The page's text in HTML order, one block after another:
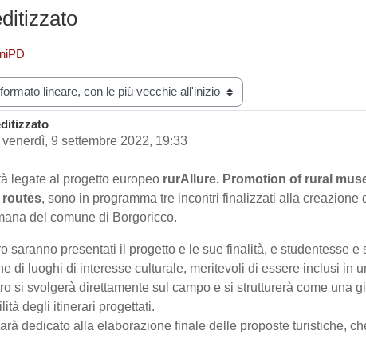
venerdì, 9 settembre 2022, 19:33
0
legate al progetto europeo rurAllure. Promotion of rural
routes, sono in programma tre incontri finalizzati alla
del comune di Borgoricco.
saranno presentati il progetto e le sue finalità, e studentesse
di luoghi di interesse culturale, meritevoli di essere inclusi in
si svolgerà direttamente sul campo e si strutturerà come
degli itinerari progettati.
dedicato alla elaborazione finale delle proposte turistiche,